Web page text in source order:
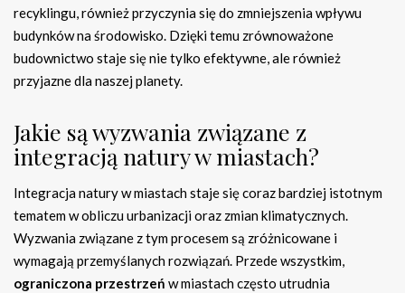
recyklingu, również przyczynia się do zmniejszenia wpływu
budynków na środowisko. Dzięki temu zrównoważone
budownictwo staje się nie tylko efektywne, ale również
przyjazne dla naszej planety.
Jakie są wyzwania związane z
integracją natury w miastach?
Integracja natury w miastach staje się coraz bardziej istotnym
tematem w obliczu urbanizacji oraz zmian klimatycznych.
Wyzwania związane z tym procesem są zróżnicowane i
wymagają przemyślanych rozwiązań. Przede wszystkim,
ograniczona przestrzeń w miastach często utrudnia